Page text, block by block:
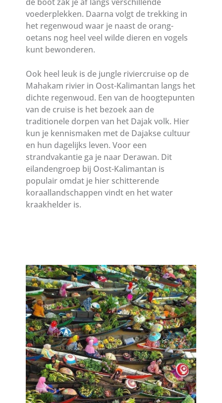
voederplekken. Daarna volgt de trekking in
het regenwoud waar je naast de orang-
oetans nog heel veel wilde dieren en vogels
kunt bewonderen.
Ook heel leuk is de jungle riviercruise op de
Mahakam rivier in Oost-Kalimantan langs het
dichte regenwoud. Een van de hoogtepunten
van de cruise is het bezoek aan de
traditionele dorpen van het Dajak volk. Hier
kun je kennismaken met de Dajakse cultuur
en hun dagelijks leven. Voor een
strandvakantie ga je naar Derawan. Dit
eilandengroep bij Oost-Kalimantan is
populair omdat je hier schitterende
koraallandschappen vindt en het water
kraakhelder is.